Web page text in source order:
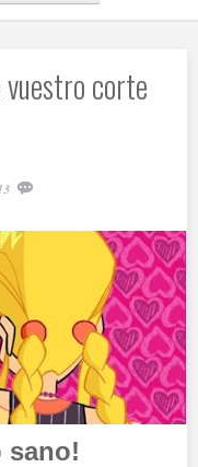
vuestro corte
sano!